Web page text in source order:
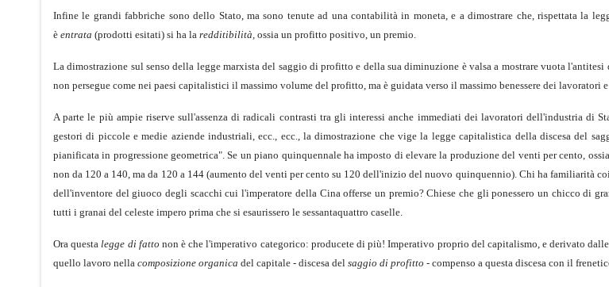
Infine le grandi fabbriche sono dello Stato, ma sono tenute ad una contabilità in moneta, e a dimostrare che, rispettata la
è entrata (prodotti esitati) si ha la redditibilità, ossia un profitto positivo, un premio.
La dimostrazione sul senso della legge marxista del saggio di profitto e della sua diminuzione è valsa a mostrare vuota
non persegue come nei paesi capitalistici il massimo volume del profitto, ma è guidata verso il massimo benessere dei lavoratori
A parte le più ampie riserve sull'assenza di radicali contrasti tra gli interessi anche immediati dei lavoratori dell'industria di
gestori di piccole e medie aziende industriali, ecc., ecc., la dimostrazione che vige la legge capitalistica della discesa del
pianificata in progressione geometrica". Se un piano quinquennale ha imposto di elevare la produzione del venti per cento,
non da 120 a 140, ma da 120 a 144 (aumento del venti per cento su 120 dell'inizio del nuovo quinquennio). Chi ha familiarità
dell'inventore del giuoco degli scacchi cui l'imperatore della Cina offerse un premio? Chiese che gli ponessero un chicco di
tutti i granai del celeste impero prima che si esaurissero le sessantaquattro caselle.
Ora questa legge di fatto non è che l'imperativo categorico: producete di più! Imperativo proprio del capitalismo, e derivato
quello lavoro nella composizione organica del capitale - discesa del saggio di profitto - compenso a questa discesa con il